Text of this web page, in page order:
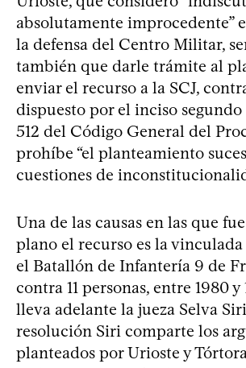
absolutamente improcedente”
la defensa del Centro Militar,
también que darle trámite al
enviar el recurso a la SCJ,
dispuesto por el inciso
512 del Código General del
prohíbe “el planteamiento
cuestiones de
Una de las causas en las que
plano el recurso es la
el Batallón de Infantería 9 de
contra 11 personas, entre 1980 y
lleva adelante la jueza Selva
resolución Siri comparte los
planteados por Urioste y